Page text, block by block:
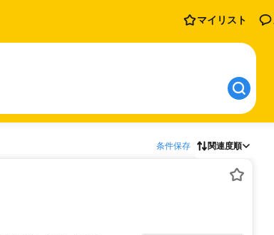
マイリスト
条件保存 関連度順